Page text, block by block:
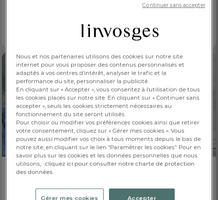
7,00 €
Linge de bain rayures
Dès4,20 €
100% coton 550 g/m²
-30% NOUVEAUTÉ
Equinoxe
-30% NOUVEAUTÉ
Botanica
Nous et nos partenaires utilisons des cookies sur notre site
internet pour vous proposer des contenus personnalisés et
adaptés à vos centres d’intérêt, analyser le trafic et la
performance du site, personnaliser la publicité.
En cliquant sur « Accepter », vous consentez à l'utilisation de tous
les cookies placés sur notre site. En cliquant sur « Continuer sans
accepter », seuls les cookies strictement nécessaires au
fonctionnement du site seront utilisés.
Pour choisir ou modifier vos préférences cookies ainsi que retirer
votre consentement, cliquez sur « Gérer mes cookies ». Vous
pouvez aussi modifier vos choix à tous moments depuis le bas de
notre site, en cliquant sur le lien "Paramétrer les cookies". Pour en
savoir plus sur les cookies et les données personnelles que nous
utilisons, cliquez ici pour consulter notre charte de protection
des données.
Gérer mes cookies Accepter
Continuer sans accepter